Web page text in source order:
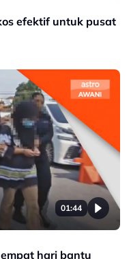
efektif untuk pusat
01:44
hari bantu